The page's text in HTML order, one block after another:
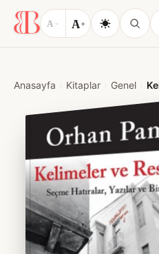
A − A+
Anasayfa Kitaplar Genel